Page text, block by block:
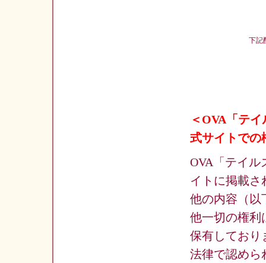
下記
＜OVA「テ
式サイトでの
OVA「テイル
イトに掲載さ
他の内容（以
他一切の権利
保有しており
法律で認めら